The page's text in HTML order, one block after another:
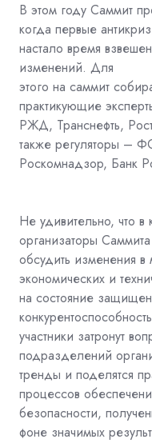
В этом году Саммит
когда первые
настало время
изменений. Для
этого на саммит
практикующие
РЖД, Транснефть,
также регуляторы –
Роскомнадзор, Банк
Не удивительно, что в
организаторы
обсудить изменения
экономических и
на состояние
участники затронут
подразделений
тренды и поделятся
процессов
безопасности,
фоне значимых